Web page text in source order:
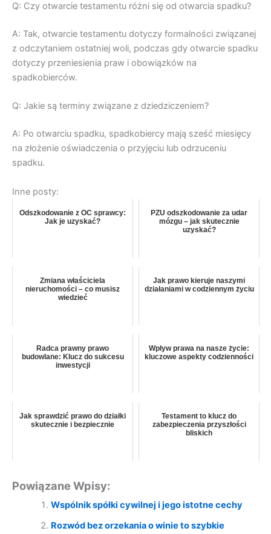
Q: Czy otwarcie testamentu różni się od otwarcia spadku?
A: Tak, otwarcie testamentu dotyczy formalności związanej
z odczytaniem ostatniej woli, podczas gdy otwarcie spadku
dotyczy przeniesienia praw i obowiązków na
spadkobierców.
Q: Jakie są terminy związane z dziedziczeniem?
A: Po otwarciu spadku, spadkobiercy mają sześć miesięcy
na złożenie oświadczenia o przyjęciu lub odrzuceniu
spadku.
Inne posty:
Odszkodowanie z OC sprawcy:
Jak je uzyskać?
PZU odszkodowanie za udar
mózgu – jak skutecznie
uzyskać?
Zmiana właściciela
nieruchomości – co musisz
wiedzieć
Jak prawo kieruje naszymi
działaniami w codziennym życiu
Radca prawny prawo
budowlane: Klucz do sukcesu
inwestycji
Wpływ prawa na nasze życie:
kluczowe aspekty codzienności
Jak sprawdzić prawo do działki
skutecznie i bezpiecznie
Testament to klucz do
zabezpieczenia przyszłości
bliskich
Powiązane Wpisy:
Wspólnik spółki cywilnej i jego istotne cechy
Rozwód bez orzekania o winie to szybkie